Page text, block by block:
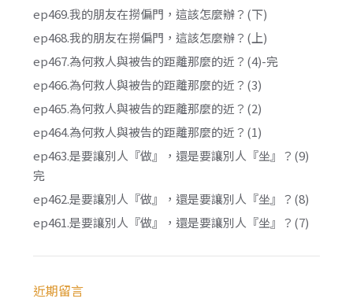
ep469.我的朋友在撈偏門，這該怎麼辦？(下)
ep468.我的朋友在撈偏門，這該怎麼辦？(上)
ep467.為何救人與被告的距離那麼的近？(4)-完
ep466.為何救人與被告的距離那麼的近？(3)
ep465.為何救人與被告的距離那麼的近？(2)
ep464.為何救人與被告的距離那麼的近？(1)
ep463.是要讓別人『做』，還是要讓別人『坐』？(9)
完
ep462.是要讓別人『做』，還是要讓別人『坐』？(8)
ep461.是要讓別人『做』，還是要讓別人『坐』？(7)
近期留言